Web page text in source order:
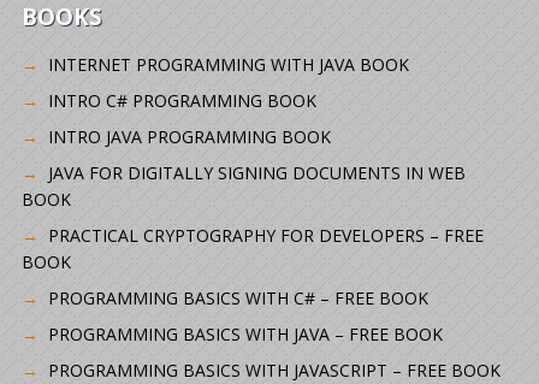
BOOKS
INTERNET PROGRAMMING WITH JAVA BOOK
INTRO C# PROGRAMMING BOOK
INTRO JAVA PROGRAMMING BOOK
JAVA FOR DIGITALLY SIGNING DOCUMENTS IN WEB
BOOK
PRACTICAL CRYPTOGRAPHY FOR DEVELOPERS – FREE
BOOK
PROGRAMMING BASICS WITH C# – FREE BOOK
PROGRAMMING BASICS WITH JAVA – FREE BOOK
PROGRAMMING BASICS WITH JAVASCRIPT – FREE BOOK